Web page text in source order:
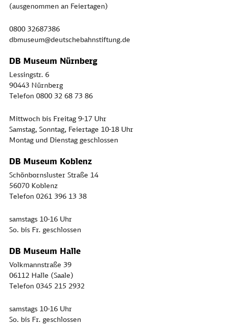
(ausgenommen an Feiertagen)
0800 32687386
dbmuseum@deutschebahnstiftung.de
DB Museum Nürnberg
Lessingstr. 6
90443 Nürnberg
Telefon 0800 32 68 73 86
Mittwoch bis Freitag 9-17 Uhr
Samstag, Sonntag, Feiertage 10-18 Uhr
Montag und Dienstag geschlossen
DB Museum Koblenz
Schönbornsluster Straße 14
56070 Koblenz
Telefon 0261 396 13 38
samstags 10-16 Uhr
So. bis Fr. geschlossen
DB Museum Halle
Volkmannstraße 39
06112 Halle (Saale)
Telefon 0345 215 2932
samstags 10-16 Uhr
So. bis Fr. geschlossen